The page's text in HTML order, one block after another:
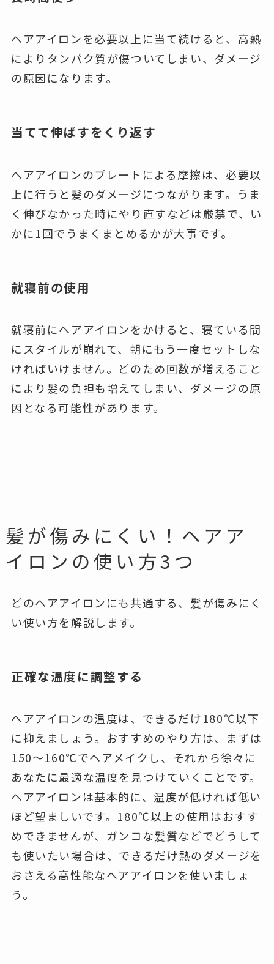
ヘアアイロンを必要以上に当て続けると、高熱
によりタンパク質が傷ついてしまい、ダメージ
の原因になります。
当てて伸ばすをくり返す
ヘアアイロンのプレートによる摩擦は、必要以
上に行うと髪のダメージにつながります。うま
く伸びなかった時にやり直すなどは厳禁で、い
かに1回でうまくまとめるかが大事です。
就寝前の使用
就寝前にヘアアイロンをかけると、寝ている間
にスタイルが崩れて、朝にもう一度セットしな
ければいけません。どのため回数が増えること
により髪の負担も増えてしまい、ダメージの原
因となる可能性があります。
髪が傷みにくい！ヘアア
イロンの使い方3つ
どのヘアアイロンにも共通する、髪が傷みにく
い使い方を解説します。
正確な温度に調整する
ヘアアイロンの温度は、できるだけ180℃以下
に抑えましょう。おすすめのやり方は、まずは
150～160℃でヘアメイクし、それから徐々に
あなたに最適な温度を見つけていくことです。
ヘアアイロンは基本的に、温度が低ければ低い
ほど望ましいです。180℃以上の使用はおすす
めできませんが、ガンコな髪質などでどうして
も使いたい場合は、できるだけ熱のダメージを
おさえる高性能なヘアアイロンを使いましょ
う。